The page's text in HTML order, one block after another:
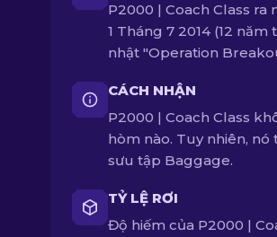
P2000 | Coach Class ra
1 Tháng 7 2014 (12
nhật "Operation
CÁCH NHẬN
P2000 | Coach Class
hòm nào. Tuy nhiên,
sưu tập Baggage.
TỶ LỆ RƠI
Độ hiếm của P2000 |